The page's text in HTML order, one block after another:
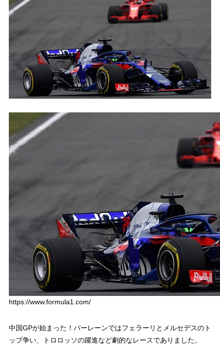
https://www.formula1.com/
中国GPが始まった！バーレーンではフェラーリとメルセデスのト
ップ争い、トロロッソの躍進など劇的なレースでありました。